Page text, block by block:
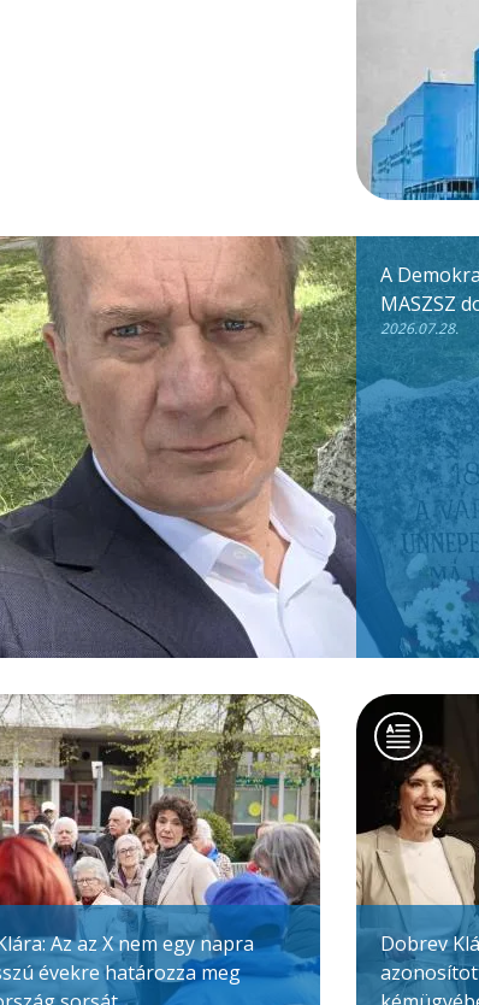
A
MASZSZ
2026.07.28.
Az az X nem egy napra
évekre határozza meg
Dobrev